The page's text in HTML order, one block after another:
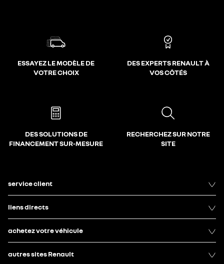
ESSAYEZ LE MODÈLE DE
VOTRE CHOIX
DES EXPERTS RENAULT À
VOS CÔTÉS
DES SOLUTIONS DE
FINANCEMENT SUR-MESURE
RECHERCHEZ SUR NOTRE
SITE
service client
liens directs
achetez votre véhicule
autres sites Renault